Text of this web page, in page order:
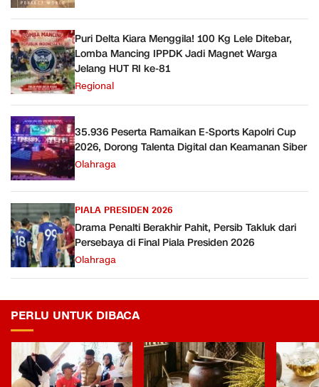
Puri Delta Kiara Menggila! 100 Kg Lele Ditebar,
Lomba Mancing IPPDK Jadi Magnet Warga
Jelang HUT RI ke-81
Regional
35.936 Peserta Ramaikan E-Sports Kapolri Cup
2026, Dorong Talenta Digital dan Keamanan Siber
Olahraga
PIALA PRESIDEN 2026
Drama Penalti Berakhir Pahit, Persib Takluk dari
Persebaya di Final Piala Presiden 2026
Olahraga
PERLU UNTUK DIBACA